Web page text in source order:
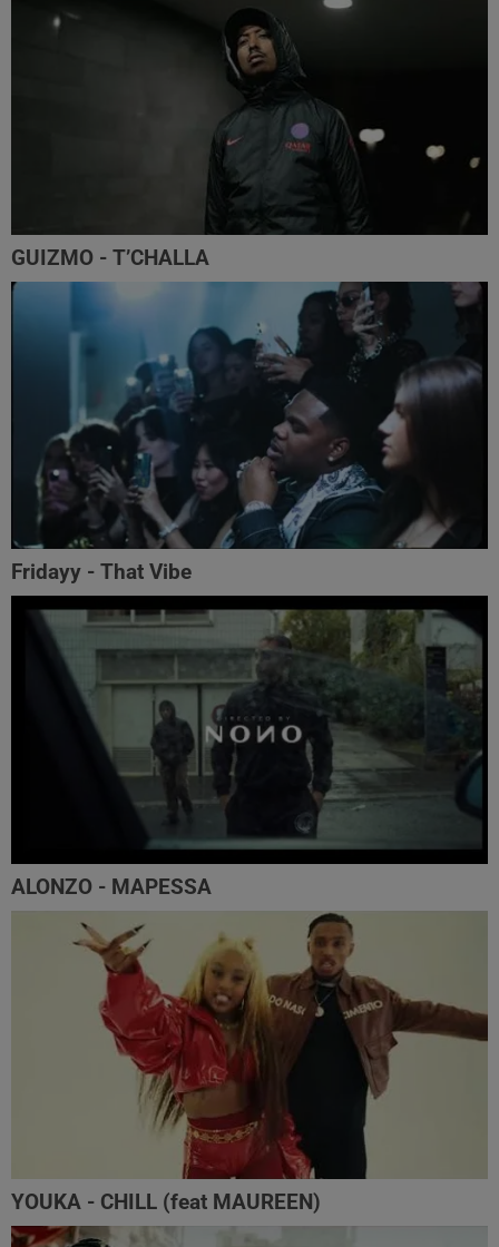
GUIZMO - T’CHALLA
Fridayy - That Vibe
ALONZO - MAPESSA
YOUKA - CHILL (feat MAUREEN)